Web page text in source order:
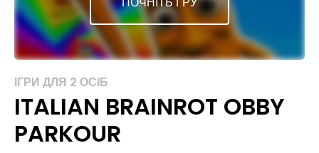
ІГРИ ДЛЯ 2 ОСІБ
ITALIAN BRAINROT OBBY
PARKOUR